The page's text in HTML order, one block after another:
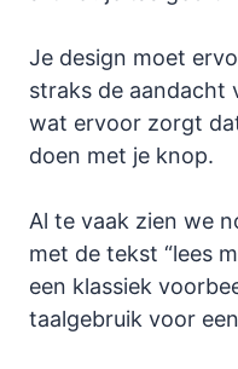
Je design moet
straks de aandacht
wat ervoor zorgt
doen met je knop.
Al te vaak zien we
met de tekst “lees
een klassiek
taalgebruik voor